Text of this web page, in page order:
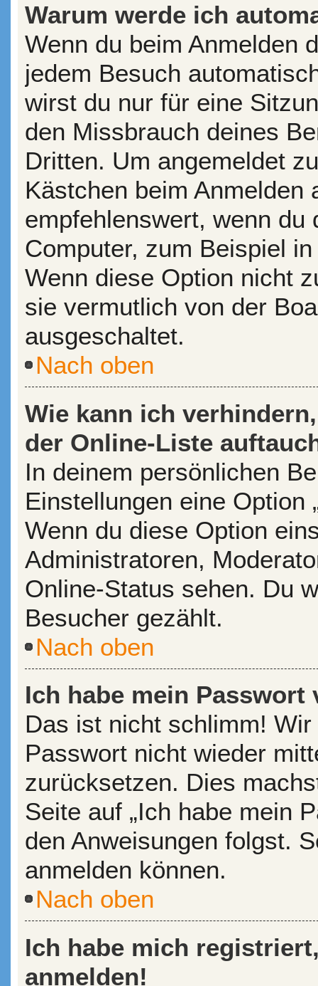
Warum werde ich
Wenn du beim Anmelden
jedem Besuch
wirst du nur für eine
den Missbrauch deines
Dritten. Um angemeldet
Kästchen beim
empfehlenswert, wenn du
Computer, zum Beispiel
Wenn diese Option nicht
sie vermutlich von der
ausgeschaltet.
Nach oben
Wie kann ich
der Online-Liste
In deinem persönlichen
Einstellungen eine Option
Wenn du diese Option
Administratoren,
Online-Status sehen. Du
Besucher gezählt.
Nach oben
Ich habe mein Passwort
Das ist nicht schlimm!
Passwort nicht wieder
zurücksetzen. Dies
Seite auf „Ich habe mein
den Anweisungen folgst.
anmelden können.
Nach oben
Ich habe mich
anmelden!